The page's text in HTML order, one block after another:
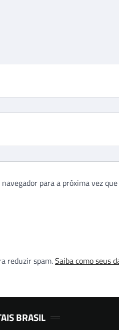
para a próxima vez
reduzir spam.Saiba como seus
BRASIL